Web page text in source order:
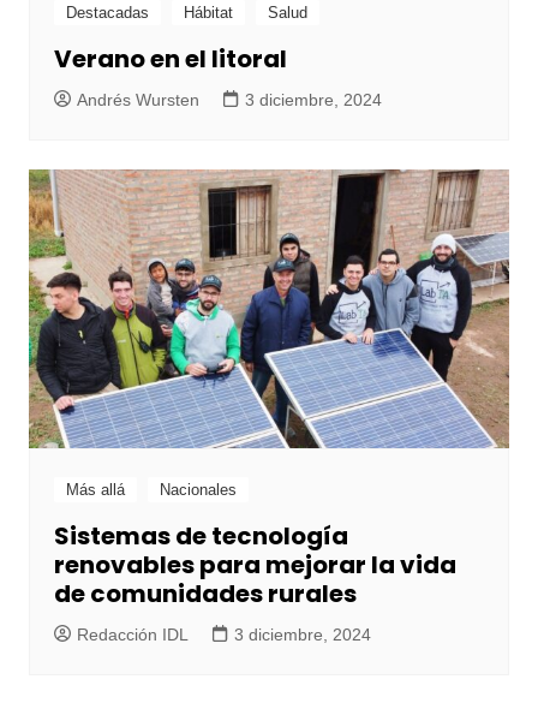
Destacadas Hábitat Salud
Verano en el litoral
Andrés Wursten 3 diciembre, 2024
Más allá Nacionales
Sistemas de tecnología
renovables para mejorar la vida
de comunidades rurales
Redacción IDL 3 diciembre, 2024